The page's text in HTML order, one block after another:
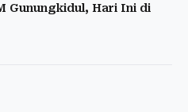
Gunungkidul, Hari Ini di